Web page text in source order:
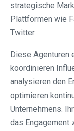
strategische
Plattformen wie
Twitter.
Diese Agenturen
koordinieren
analysieren den
optimieren
Unternehmens.
das Engagement